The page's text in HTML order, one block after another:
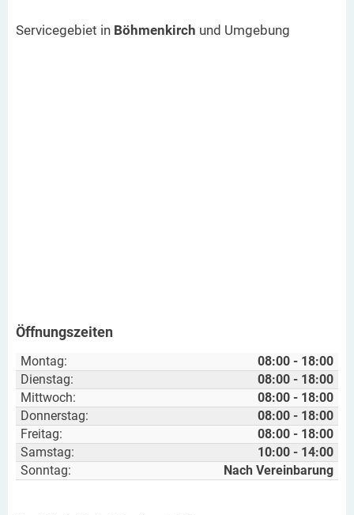
Servicegebiet in Böhmenkirch und Umgebung
Öffnungszeiten
Montag:
08:00 - 18:00
Dienstag:
08:00 - 18:00
Mittwoch:
08:00 - 18:00
Donnerstag:
08:00 - 18:00
Freitag:
08:00 - 18:00
Samstag:
10:00 - 14:00
Sonntag:
Nach Vereinbarung